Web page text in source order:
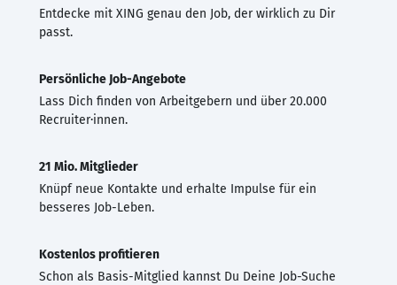
Entdecke mit XING genau den Job, der wirklich zu Dir
passt.
Persönliche Job-Angebote
Lass Dich finden von Arbeitgebern und über 20.000
Recruiter·innen.
21 Mio. Mitglieder
Knüpf neue Kontakte und erhalte Impulse für ein
besseres Job-Leben.
Kostenlos profitieren
Schon als Basis-Mitglied kannst Du Deine Job-Suche